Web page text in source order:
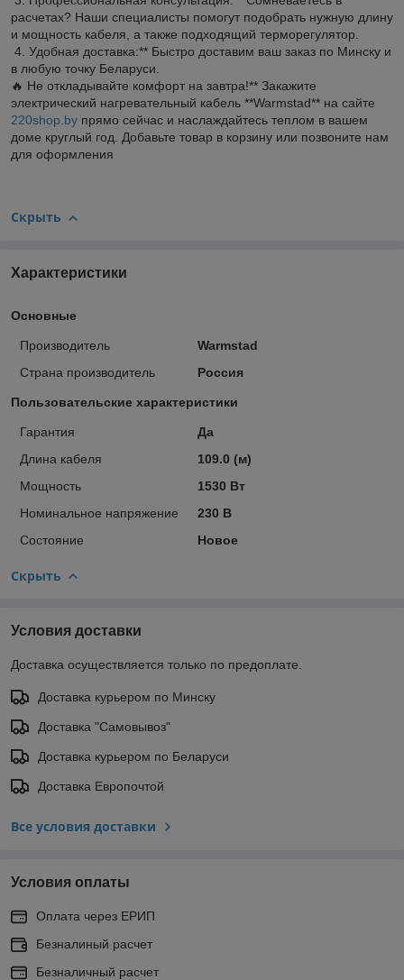
расчетах? Наши специалисты помогут подобрать нужную длину
и мощность кабеля, а также подходящий терморегулятор.
4. Удобная доставка:** Быстро доставим ваш заказ по Минску и
в любую точку Беларуси.
🔥 Не откладывайте комфорт на завтра!** Закажите
электрический нагревательный кабель **Warmstad** на сайте
220shop.by прямо сейчас и наслаждайтесь теплом в вашем
доме круглый год. Добавьте товар в корзину или позвоните нам
для оформления
Скрыть
Характеристики
Основные
Производитель
Warmstad
Страна производитель
Россия
Пользовательские характеристики
Гарантия
Да
Длина кабеля
109.0 (м)
Мощность
1530 Вт
Номинальное напряжение
230 В
Состояние
Новое
Скрыть
Условия доставки
Доставка осуществляется только по предоплате.
Доставка курьером по Минску
Доставка "Самовывоз"
Доставка курьером по Беларуси
Доставка Европочтой
Все условия доставки
Условия оплаты
Оплата через ЕРИП
Безналиный расчет
Безналичный расчет